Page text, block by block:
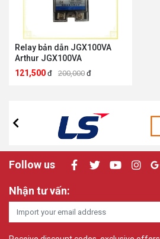
Relay bản dẫn JGX100VA
Arthur JGX100VA
121,500 đ 200,000 đ
Follow us
Nhận tư vấn: